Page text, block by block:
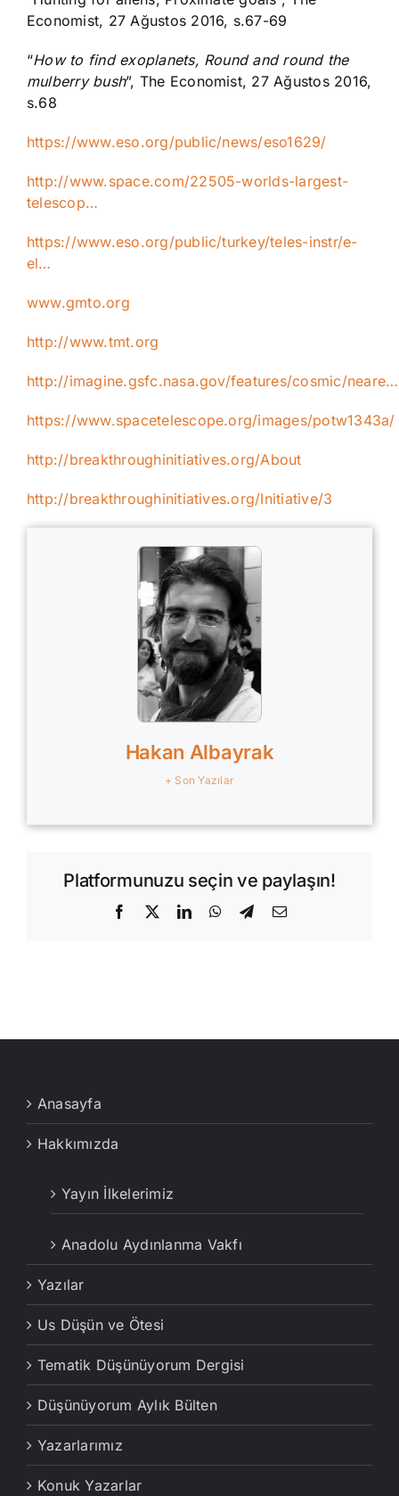
Economist, 27 Ağustos 2016, s.67-69
“How to find exoplanets, Round and round the
mulberry bush”, The Economist, 27 Ağustos 2016,
s.68
https://www.eso.org/public/news/eso1629/
http://www.space.com/22505-worlds-largest-
telescop…
https://www.eso.org/public/turkey/teles-instr/e-
el…
www.gmto.org
http://www.tmt.org
http://imagine.gsfc.nasa.gov/features/cosmic/neare…
https://www.spacetelescope.org/images/potw1343a/
http://breakthroughinitiatives.org/About
http://breakthroughinitiatives.org/Initiative/3
Hakan Albayrak
+ Son Yazılar
Platformunuzu seçin ve paylaşın!
Facebook
X LinkedInWhatsApp
Telegram
E-
Anasayfa
Hakkımızda
Yayın İlkelerimiz
Anadolu Aydınlanma Vakfı
Yazılar
Us Düşün ve Ötesi
Tematik Düşünüyorum Dergisi
Düşünüyorum Aylık Bülten
Yazarlarımız
Konuk Yazarlar